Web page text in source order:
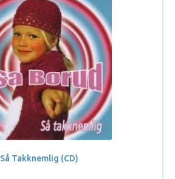
Så Takknemlig (CD)